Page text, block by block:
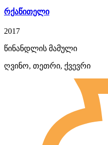
რქაწითელი
2017
წინანდლის მამული
ღვინო, თეთრი, ქვევრი